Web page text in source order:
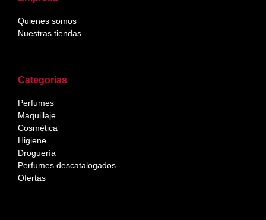
Categorías
Perfumes
Maquillaje
Cosmética
Higiene
Droguería
Perfumes descatalogados
Ofertas
Quienes somos
Nuestras tiendas